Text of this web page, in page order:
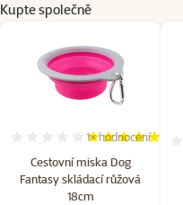
Kupte společně
Cestovní miska Dog
Fantasy skládací růžová
18cm
Hodnocení
1×hodnocení